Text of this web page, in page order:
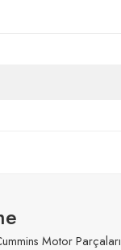
Motor Parçaları